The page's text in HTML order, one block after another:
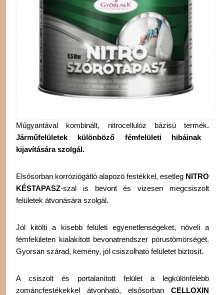
Műgyantával kombinált, nitrocellulóz bázisú termék.
Járműfelületek különböző fémfelületi hibáinak
kijavítására szolgál.
Elsősorban korróziógátló alapozó festékkel, esetleg NITRO
KÉSTAPASZ-szal is bevont és vizesen megcsiszolt
felületek átvonására szolgál.
Jól kitölti a kisebb felületi egyenetlenségeket, növeli a
fémfelületen kialakított bevonatrendszer pórustömörségét.
Gyorsan szárad, kemény, jól csiszolható felületet biztosít.
A csiszolt és portalanított felület a legkülönfélébb
zománcfestékekkel átvonható, elsősorban CELLOXIN